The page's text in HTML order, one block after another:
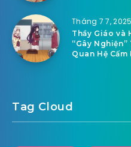
Tháng 7 7, 2025
Thầy Giáo và
“Gây
Quan Hệ Cấm
Tag Cloud